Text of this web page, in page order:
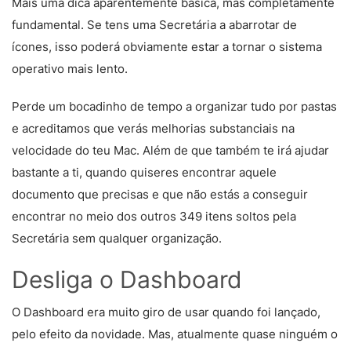
fundamental. Se tens uma Secretária a abarrotar de
ícones, isso poderá obviamente estar a tornar o sistema
operativo mais lento.
Perde um bocadinho de tempo a organizar tudo por pastas
e acreditamos que verás melhorias substanciais na
velocidade do teu Mac. Além de que também te irá ajudar
bastante a ti, quando quiseres encontrar aquele
documento que precisas e que não estás a conseguir
encontrar no meio dos outros 349 itens soltos pela
Secretária sem qualquer organização.
Desliga o Dashboard
O Dashboard era muito giro de usar quando foi lançado,
pelo efeito da novidade. Mas, atualmente quase ninguém o